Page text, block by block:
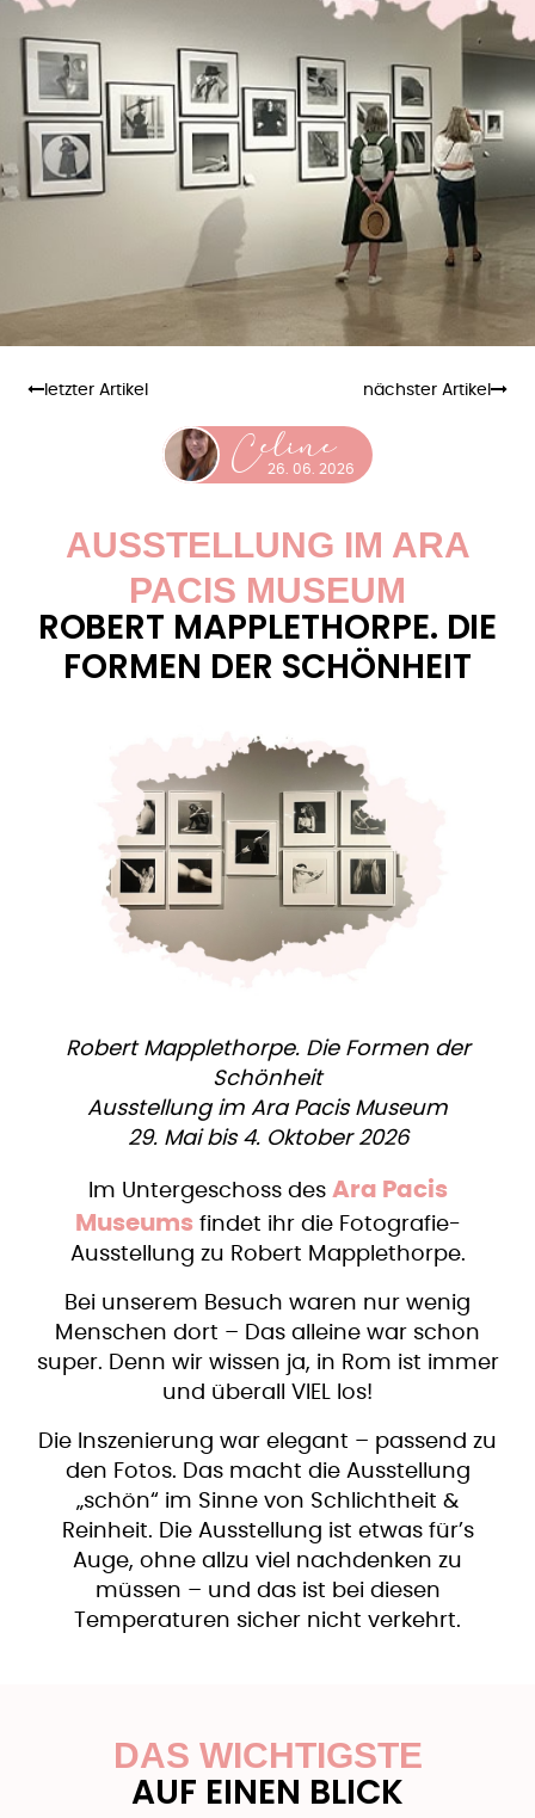
letzter Artikel
Celine
26. 06. 2026
nächster Artikel
AUSSTELLUNG IM ARA
PACIS MUSEUM
ROBERT MAPPLETHORPE. DIE
FORMEN DER SCHÖNHEIT
Robert Mapplethorpe. Die Formen der
Schönheit
Ausstellung im Ara Pacis Museum
29. Mai bis 4. Oktober 2026
Im Untergeschoss des Ara Pacis
Museumsfindet ihr die Fotografie-
Ausstellung zu Robert Mapplethorpe.
Bei unserem Besuch waren nur wenig
Menschen dort – Das alleine war schon
super. Denn wir wissen ja, in Rom ist immer
und überall VIEL los!
Die Inszenierung war elegant – passend zu
den Fotos. Das macht die Ausstellung
„schön“ im Sinne von Schlichtheit &
Reinheit. Die Ausstellung ist etwas für’s
Auge, ohne allzu viel nachdenken zu
müssen – und das ist bei diesen
Temperaturen sicher nicht verkehrt.
DAS WICHTIGSTE
AUF EINEN BLICK